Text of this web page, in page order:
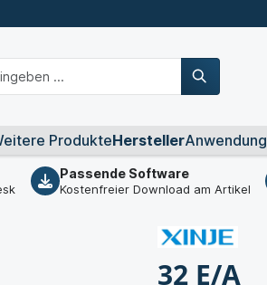
ProdukteHersteller
Passende Software
Kostenfreier Download am Artikel
32 E/A